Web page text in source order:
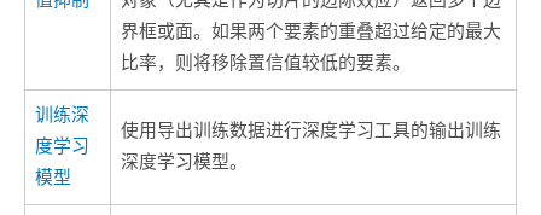
界框或面。如果两个要素的重叠超过给定的最大
比率，则将移除置信值较低的要素。
训练深
度学习
模型
使用 导出训练数据进行深度学习工具的输出训练
深度学习模型。